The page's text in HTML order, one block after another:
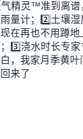
离谱，根本
壤湿度监测
蹲地上扒拉
专家™给算
黄叶问题一